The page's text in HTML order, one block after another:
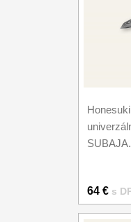
64 € s